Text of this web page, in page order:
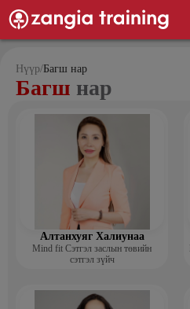
Нүүр/Багш нар
Багш нар
Алтанхуяг Халиунаа
Mind fit Сэтгэл заслын төвийн
сэтгэл зүйч